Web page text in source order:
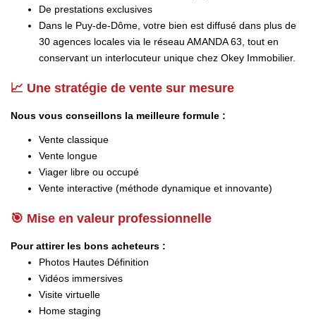
De prestations exclusives
Dans le Puy-de-Dôme, votre bien est diffusé dans plus de
30 agences locales via le réseau AMANDA 63, tout en
conservant un interlocuteur unique chez Okey Immobilier.
📈 Une stratégie de vente sur mesure
Nous vous conseillons la meilleure formule :
Vente classique
Vente longue
Viager libre ou occupé
Vente interactive (méthode dynamique et innovante)
🎯 Mise en valeur professionnelle
Pour attirer les bons acheteurs :
Photos Hautes Définition
Vidéos immersives
Visite virtuelle
Home staging